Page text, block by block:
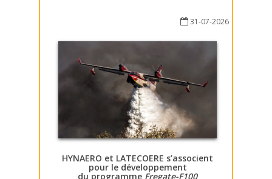
31-07-2026
HYNAERO et LATECOERE s’associent
pour le développement
du programme Fregate-F100